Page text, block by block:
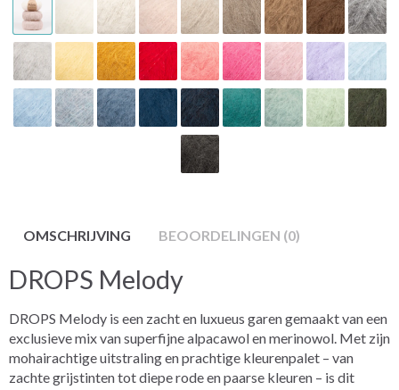
OMSCHRIJVING BEOORDELINGEN (0)
DROPS Melody
DROPS Melody is een zacht en luxueus garen gemaakt van een
exclusieve mix van superfijne alpacawol en merinowol. Met zijn
mohairachtige uitstraling en prachtige kleurenpalet – van
zachte grijstinten tot diepe rode en paarse kleuren – is dit